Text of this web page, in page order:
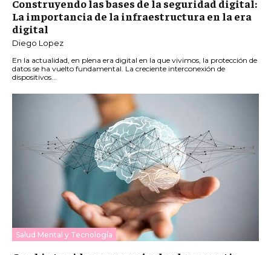
Construyendo las bases de la seguridad digital:
La importancia de la infraestructura en la era
digital
Diego Lopez
En la actualidad, en plena era digital en la que vivimos, la protección de
datos se ha vuelto fundamental. La creciente interconexión de
dispositivos...
Salud Mental y Tecnología